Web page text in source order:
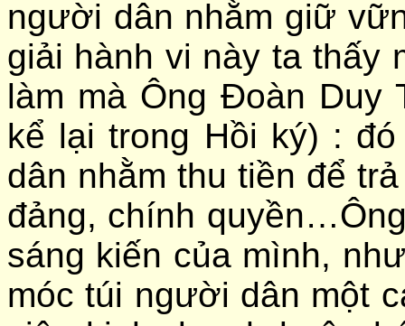
người dân nhằm giữ
giải hành vi này ta thấy
làm mà Ông Đoàn Duy
kể lại trong Hồi ký) :
dân nhằm thu tiền để
đảng, chính
sáng kiến của mình,
móc túi người dân một